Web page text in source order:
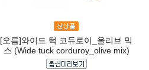
[오름]와이드 턱 코듀로이_올리브 믹
스 (Wide tuck corduroy_olive mix)